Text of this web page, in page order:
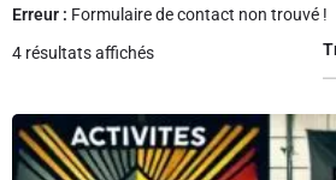
Erreur : Formulaire de contact non trouvé !
4 résultats affichés